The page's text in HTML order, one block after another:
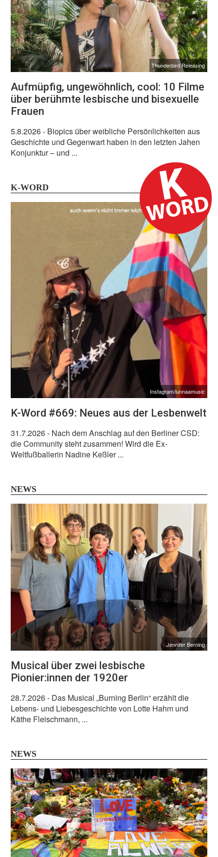
Thunderbird Releasing
Aufmüpfig, ungewöhnlich, cool: 10 Filme
über berühmte lesbische und bisexuelle
Frauen
5.8.2026- Biopics über weibliche Persönlichkeiten aus
Geschichte und Gegenwart haben in den letzten Jahen
Konjunktur – und ...
K-WORD
Instagram/lunnaamusic
K-Word #669: Neues aus der Lesbenwelt
31.7.2026- Nach dem Anschlag auf den Berliner CSD:
die Community steht zusammen! Wird die Ex-
Weltfußballerin Nadine Keßler ...
NEWS
Jennifer Berning
Musical über zwei lesbische
Pionier:innen der 1920er
28.7.2026- Das Musical „Burning Berlin“ erzählt die
Lebens- und Liebesgeschichte von Lotte Hahm und
Käthe Fleischmann, ...
NEWS